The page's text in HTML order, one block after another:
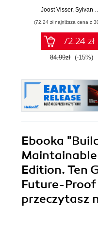
Development
Joost Visser, Sylvan Rigal
(72,24 zł najniższa cena z
72.24 zł
84.99zł (-15%)
Ebooka
Edition. Ten
Future-Proof
przeczytasz